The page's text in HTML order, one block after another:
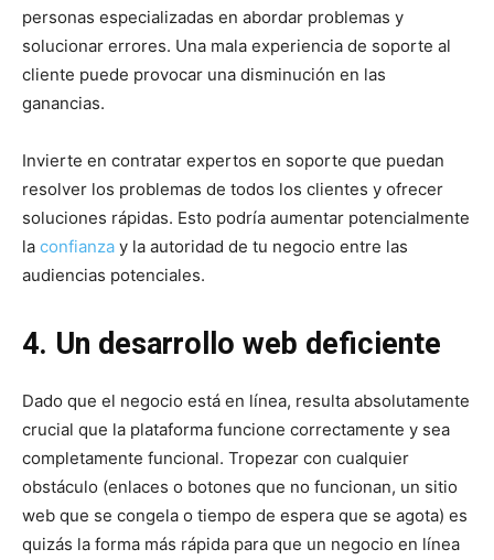
personas especializadas en abordar problemas y
solucionar errores. Una mala experiencia de soporte al
cliente puede provocar una disminución en las
ganancias.
Invierte en contratar expertos en soporte que puedan
resolver los problemas de todos los clientes y ofrecer
soluciones rápidas. Esto podría aumentar potencialmente
la confianza y la autoridad de tu negocio entre las
audiencias potenciales.
4. Un desarrollo web deficiente
Dado que el negocio está en línea, resulta absolutamente
crucial que la plataforma funcione correctamente y sea
completamente funcional. Tropezar con cualquier
obstáculo (enlaces o botones que no funcionan, un sitio
web que se congela o tiempo de espera que se agota) es
quizás la forma más rápida para que un negocio en línea